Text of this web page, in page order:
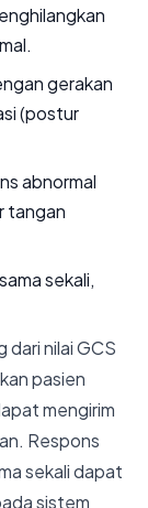
gerakan
(postur
abnormal
tangan
sekali,
dari nilai GCS
pasien
mengirim
Respons
sekali dapat
sistem